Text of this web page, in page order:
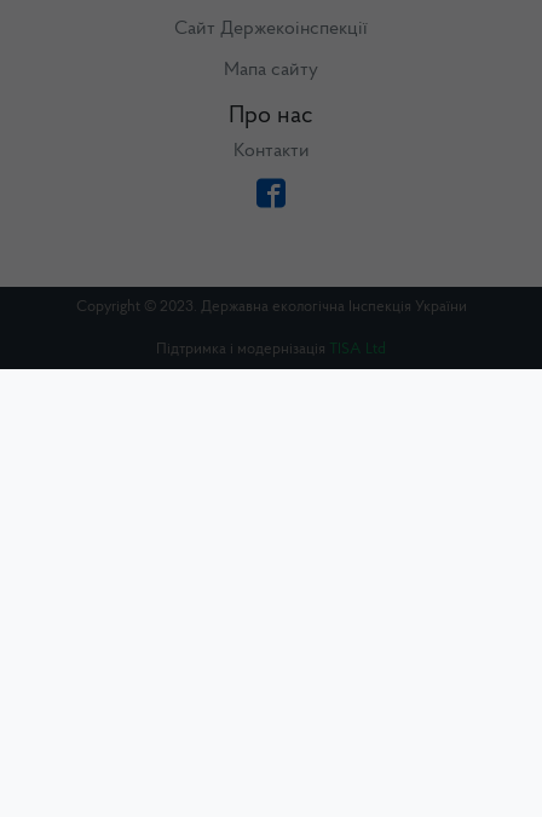
Сайт Держекоінспекції
Мапа сайту
Про нас
Контакти
Copyright © 2023. Державна екологічна Інспекція України
Підтримка і модернізація TISA Ltd